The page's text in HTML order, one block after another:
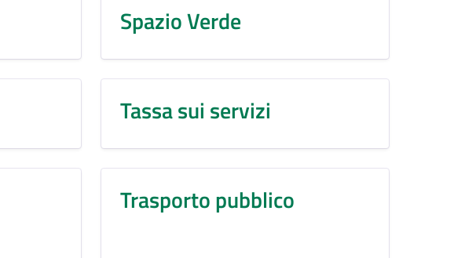
Spazio Verde
Tassa sui servizi
Trasporto pubblico